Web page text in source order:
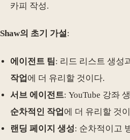
카피 작성.
Shaw의 초기 가설:
에이전트 팀: 리드 리스트 생성
작업 에 더 유리할 것이다.
서브 에이전트: YouTube 강좌
순차적인 작업 에 더 유리할 것
랜딩 페이지 생성: 순차적이고